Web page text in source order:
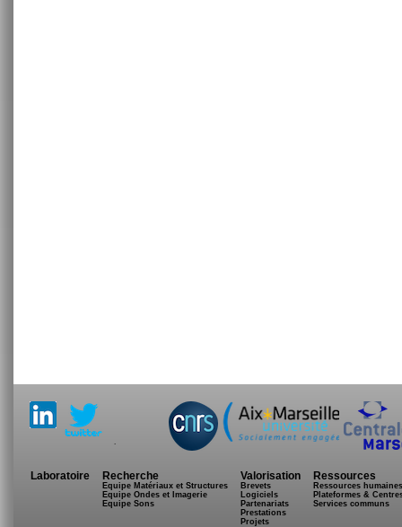
.
Laboratoire Recherche
Equipe Matériaux et Structures
Equipe Ondes et Imagerie
Equipe Sons
Valorisation
Brevets
Logiciels
Partenariats
Prestations
Projets
Ressources
Ressources humaines
Plateformes &
Services communs